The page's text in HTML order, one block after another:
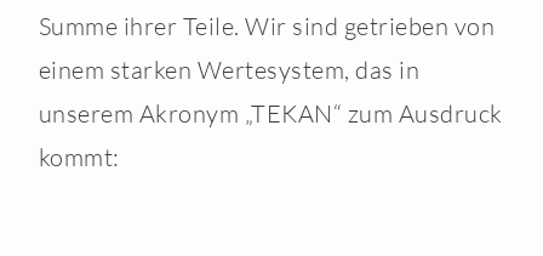
Summe ihrer Teile. Wir sind getrieben von
einem starken Wertesystem, das in
unserem Akronym „TEKAN“ zum Ausdruck
kommt: